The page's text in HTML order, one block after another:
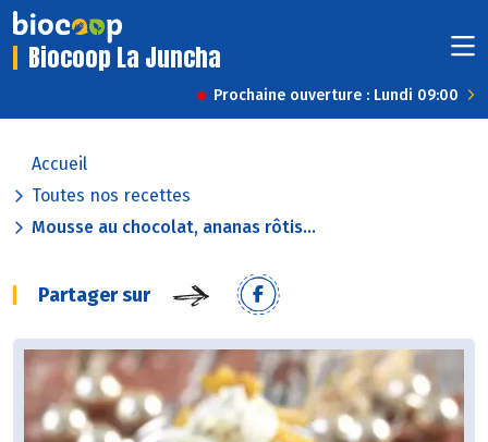
Biocoop La Juncha
Prochaine ouverture : Lundi 09:00
Accueil
Toutes nos recettes
Mousse au chocolat, ananas rôtis...
Partager sur